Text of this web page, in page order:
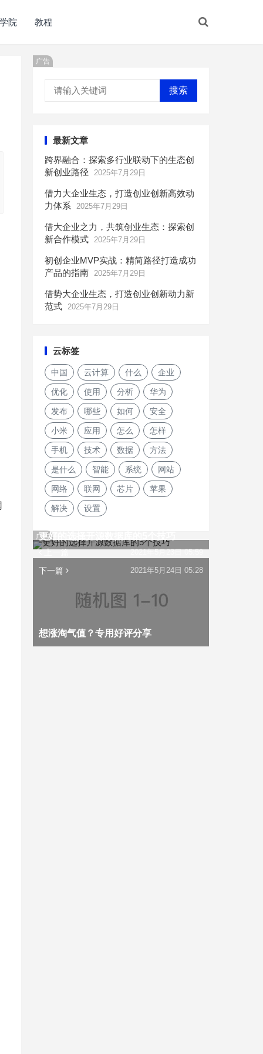
院 教程
广告
搜索
最新文章
跨界融合：探索多行业联动下的生态创
新创业路径
2025年7月29日
借力大企业生态，打造创业创新高效动
力体系
2025年7月29日
借大企业之力，共筑创业生态：探索创
新合作模式 2025年7月29日
初创企业MVP实战：精简路径打造成功
产品的指南 2025年7月29日
借势大企业生态，打造创业创新动力新
范式 2025年7月29日
云标签
中国 云计算 什么 企业
优化 使用 分析 华为
发布 哪些 如何 安全
小米 应用 怎么 怎样
手机 技术 数据 方法
是什么 智能 系统 网站
网络 联网 芯片 苹果
解决 设置
广告
上一篇
更好的选择开源数据库的5个技巧
2021年5月23日 05:59
下一篇
想涨淘气值？专用好评分享
2021年5月24日 05:28